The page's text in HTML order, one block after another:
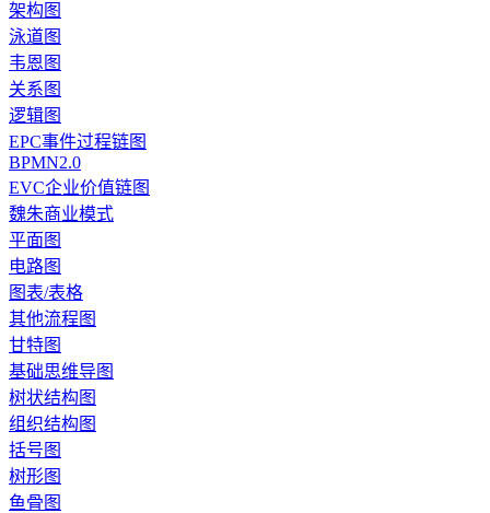
架构图
泳道图
韦恩图
关系图
逻辑图
EPC事件过程链图
BPMN2.0
EVC企业价值链图
魏朱商业模式
平面图
电路图
图表/表格
其他流程图
甘特图
基础思维导图
树状结构图
组织结构图
括号图
树形图
鱼骨图